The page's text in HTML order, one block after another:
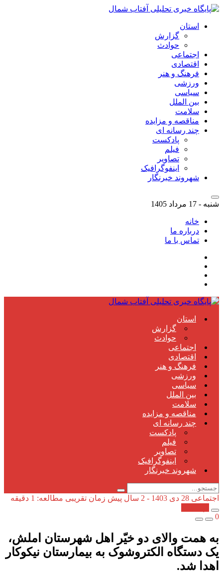
استان
گزارش
حوادث
اجتماعی
اقتصادی
فرهنگ و هنر
ورزشی
سیاسی
بین الملل
سلامت
مناقصه و مزایده
چند رسانه ای
پادکست
فیلم
تصاویر
اینفوگرافیک
شهروند خبرنگار
شنبه - 17 مرداد 1405
خانه
درباره ما
تماس با ما
استان
گزارش
حوادث
اجتماعی
اقتصادی
فرهنگ و هنر
ورزشی
سیاسی
بین الملل
سلامت
مناقصه و مزایده
چند رسانه ای
پادکست
فیلم
تصاویر
اینفوگرافیک
شهروند خبرنگار
اجتماعی 28 دی 1403 - 2 سال پیش
زمان تقریبی مطالعه: 1 دقیقه
0
به همت والای دو خیّر اهل شهرستان املش،
یک دستگاه الکتروشوک به بیمارستان نیکوکار
اهدا شد.